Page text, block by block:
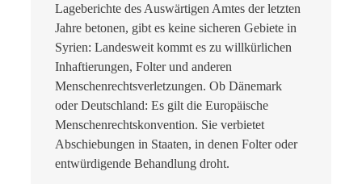
Lageberichte des Auswärtigen Amtes der letzten
Jahre betonen, gibt es keine sicheren Gebiete in
Syrien: Landesweit kommt es zu willkürlichen
Inhaftierungen, Folter und anderen
Menschenrechtsverletzungen. Ob Dänemark
oder Deutschland: Es gilt die Europäische
Menschenrechtskonvention. Sie verbietet
Abschiebungen in Staaten, in denen Folter oder
entwürdigende Behandlung droht.